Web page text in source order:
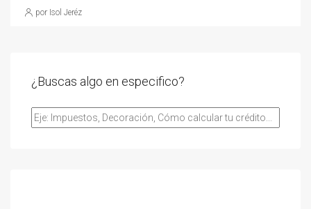
por Isol Jeréz
¿Buscas algo en especifico?